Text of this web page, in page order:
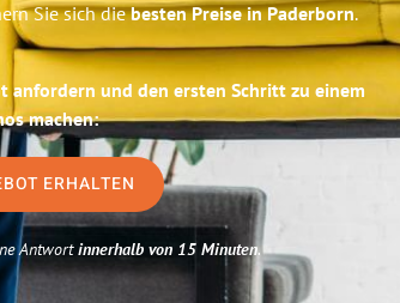
Sie sich diebesten Preise in Paderborn.
anfordern und den ersten Schritt zu einem
machen:
ERHALTEN
Antwortinnerhalb von 15 Minuten.